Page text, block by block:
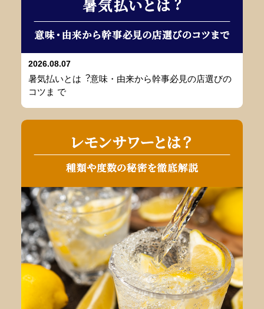
2026.08.07
暑気払いとは︖意味・由来から幹事必⾒の店選びの
コツま で